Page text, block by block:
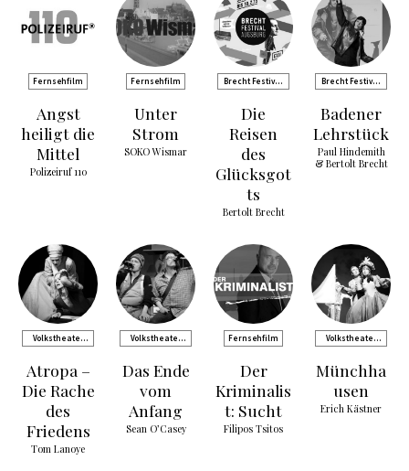
Fernsehfilm
Angst
heiligt die
Mittel
Polizeiruf 110
Fernsehfilm
Unter
Strom
SOKO Wismar
Brecht Festival
Die
Reisen
des
Glücksgot
ts
Bertolt Brecht
Brecht Festival
Badener
Lehrstück
Paul Hindemith
& Bertolt Brecht
Volkstheater
Atropa –
Die Rache
des
Friedens
Tom Lanoye
Volkstheater
Das Ende
vom
Anfang
Sean O’Casey
Fernsehfilm
Der
Kriminalis
t: Sucht
Filipos Tsitos
Volkstheater
Münchha
usen
Erich Kästner